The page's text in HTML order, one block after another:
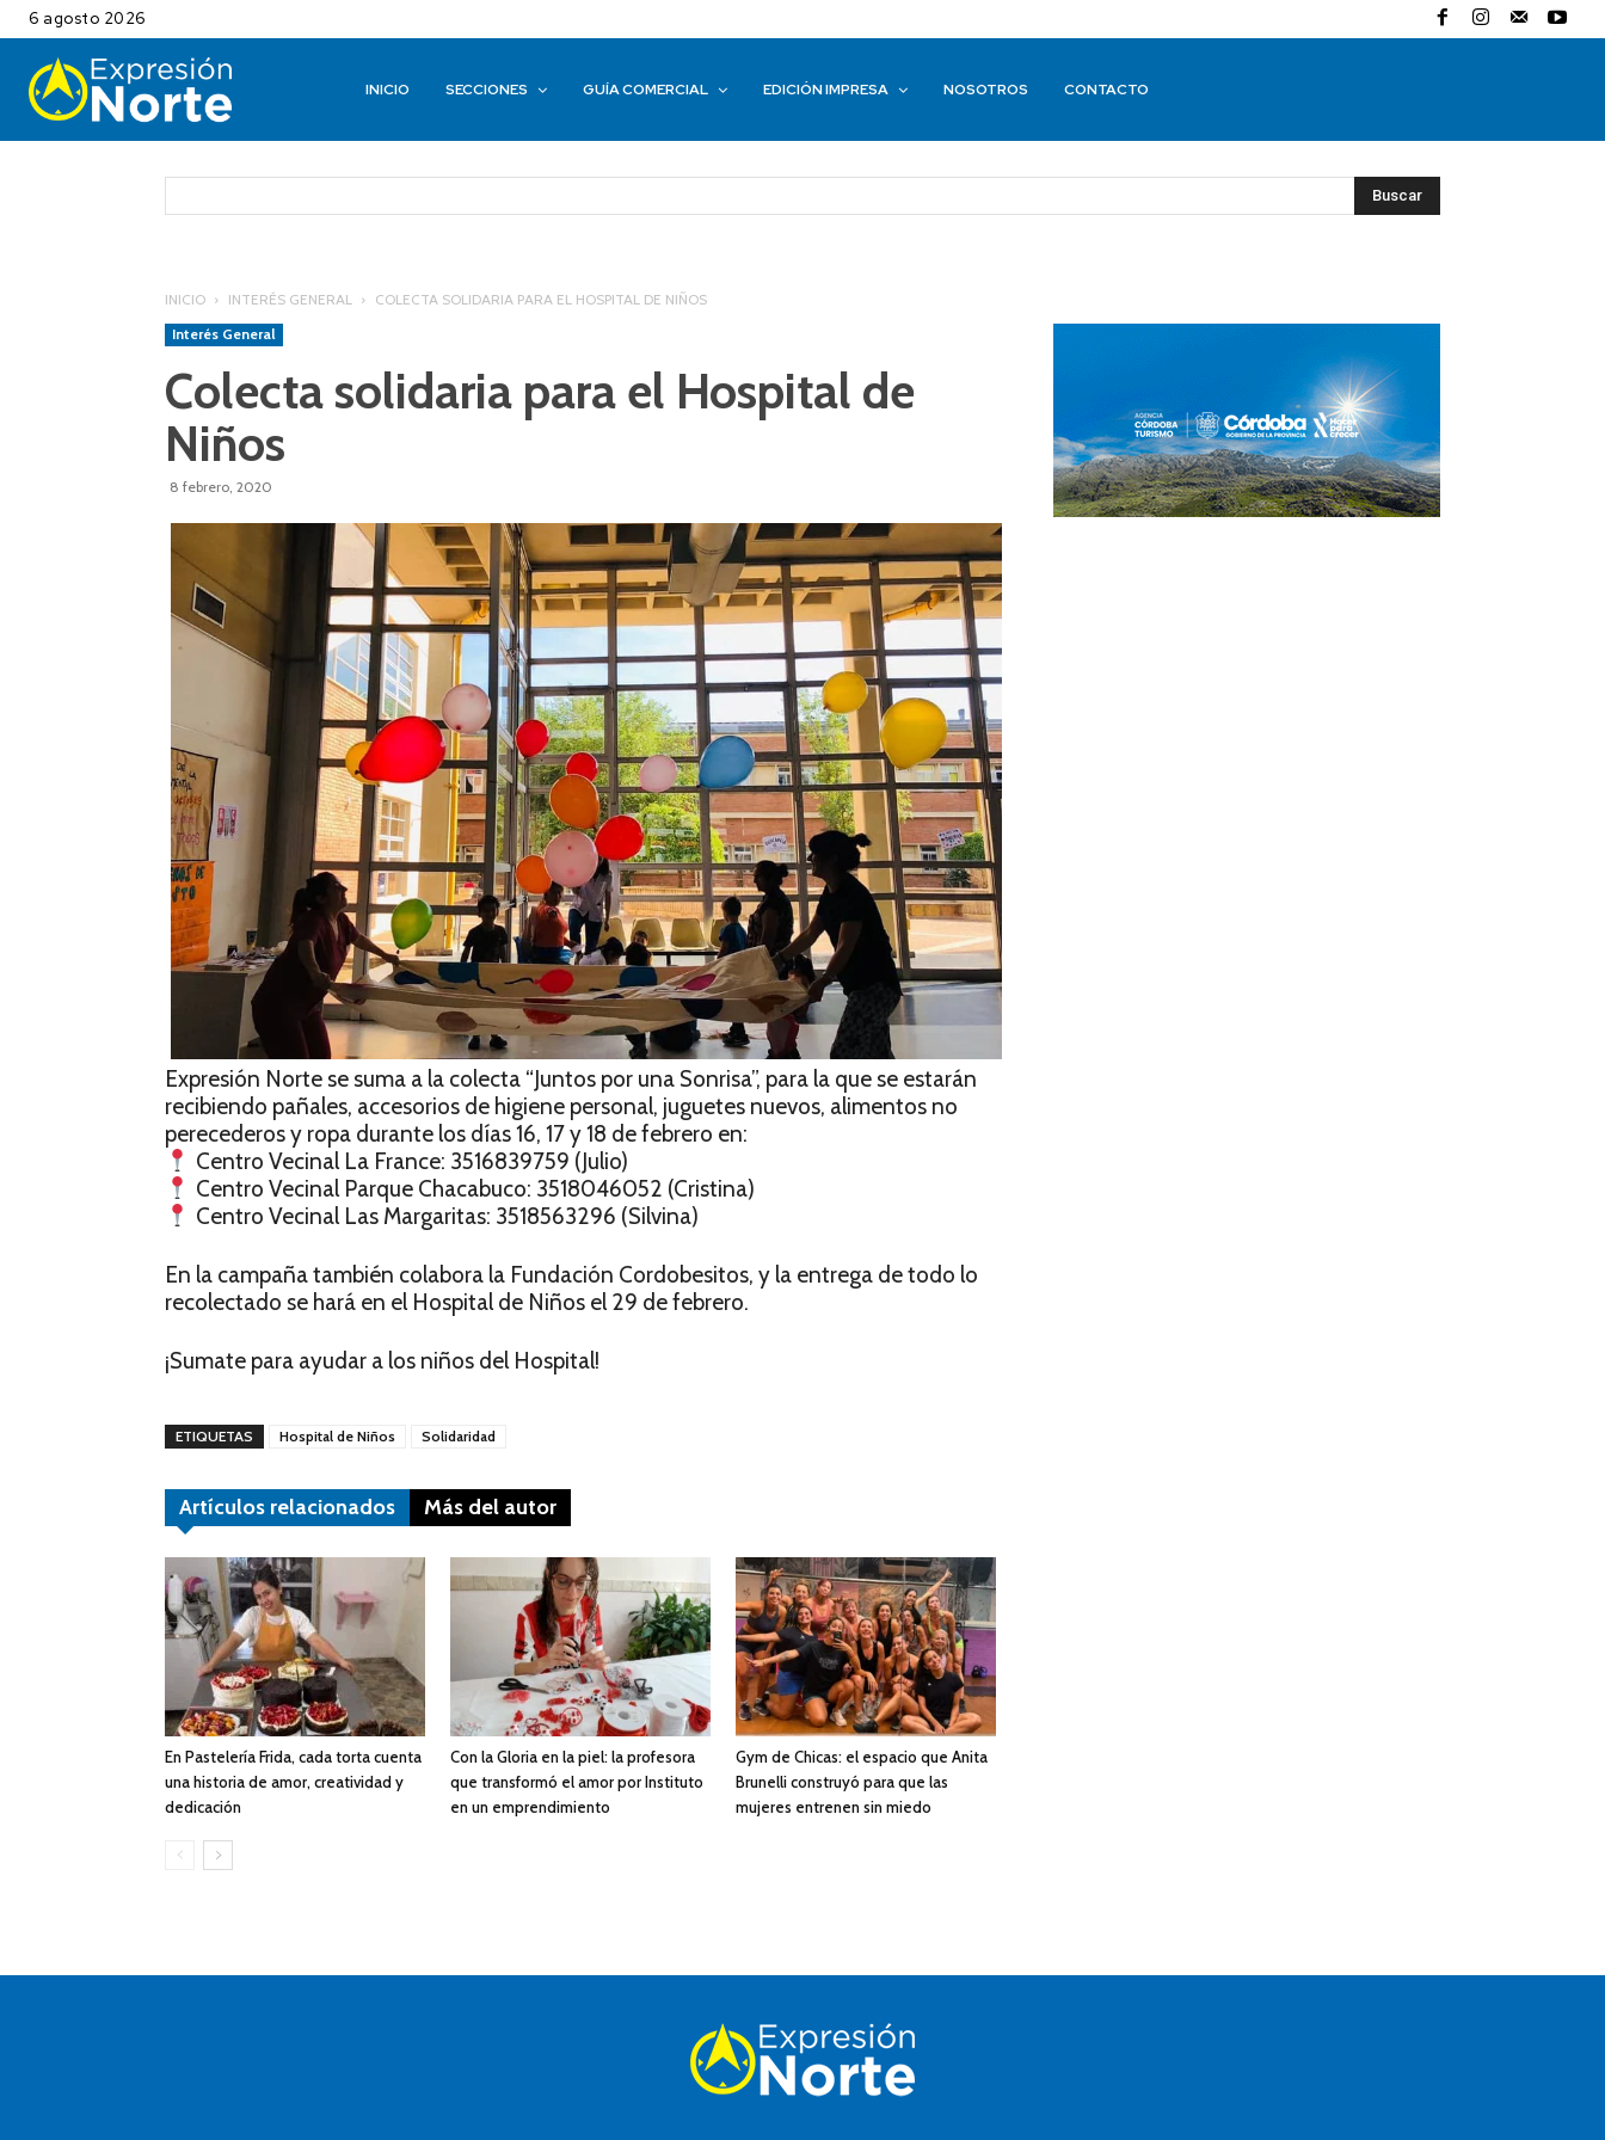
6 agosto 2026
INICIO SECCIONES GUÍA COMERCIAL EDICIÓN IMPRESA NOSOTROS CONTACTO
Buscar
INICIO INTERÉS GENERAL
COLECTA SOLIDARIA PARA EL HOSPITAL DE NIÑOS
Interés General
Colecta solidaria para el Hospital de
Niños
8 febrero, 2020
Expresión Norte se suma a la colecta “Juntos por una Sonrisa”, para la que se estarán
recibiendo pañales, accesorios de higiene personal, juguetes nuevos, alimentos no
perecederos y ropa durante los días 16, 17 y 18 de febrero en:
Centro Vecinal La France: 3516839759 (Julio)
Centro Vecinal Parque Chacabuco: 3518046052 (Cristina)
Centro Vecinal Las Margaritas: 3518563296 (Silvina)
En la campaña también colabora la Fundación Cordobesitos, y la entrega de todo lo
recolectado se hará en el Hospital de Niños el 29 de febrero.
¡Sumate para ayudar a los niños del Hospital!
ETIQUETAS Hospital de Niños Solidaridad
Artículos relacionados Más del autor
En Pastelería Frida, cada torta cuenta
una historia de amor, creatividad y
dedicación
Con la Gloria en la piel: la profesora
que transformó el amor por Instituto
en un emprendimiento
Gym de Chicas: el espacio que Anita
Brunelli construyó para que las
mujeres entrenen sin miedo